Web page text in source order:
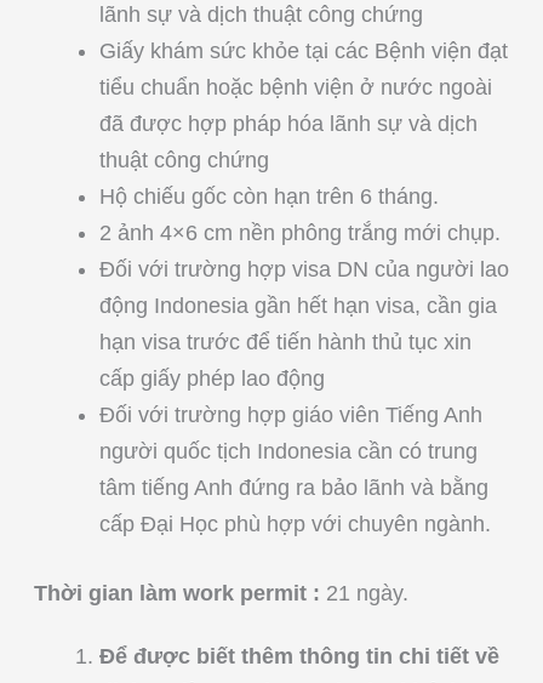
lãnh sự và dịch thuật công chứng
Giấy khám sức khỏe tại các Bệnh viện đạt
tiểu chuẩn hoặc bệnh viện ở nước ngoài
đã được hợp pháp hóa lãnh sự và dịch
thuật công chứng
Hộ chiếu gốc còn hạn trên 6 tháng.
2 ảnh 4×6 cm nền phông trắng mới chụp.
Đối với trường hợp visa DN của người lao
động Indonesia gần hết hạn visa, cần gia
hạn visa trước để tiến hành thủ tục xin
cấp giấy phép lao động
Đối với trường hợp giáo viên Tiếng Anh
người quốc tịch Indonesia cần có trung
tâm tiếng Anh đứng ra bảo lãnh và bằng
cấp Đại Học phù hợp với chuyên ngành.
Thời gian làm work permit : 21 ngày.
Để được biết thêm thông tin chi tiết về